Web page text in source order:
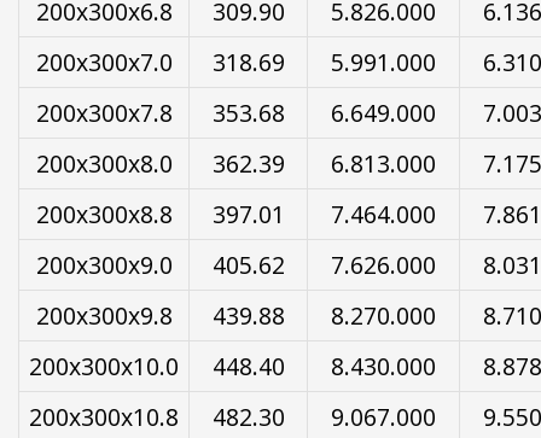
200x300x6.8
309.90 5.826.000
200x300x7.0
318.69 5.991.000
200x300x7.8
353.68 6.649.000
200x300x8.0
362.39 6.813.000
200x300x8.8
397.01 7.464.000
200x300x9.0
405.62 7.626.000
200x300x9.8
439.88 8.270.000
200x300x10.0
448.40 8.430.000
200x300x10.8
482.30 9.067.000